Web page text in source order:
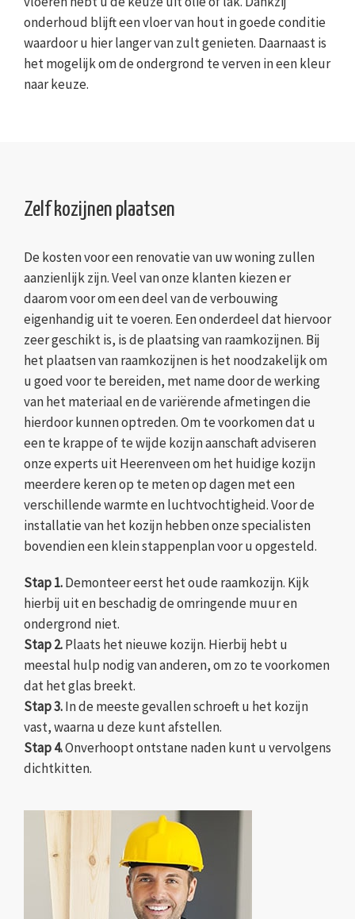
onderhoud blijft een vloer van hout in goede conditie
waardoor u hier langer van zult genieten. Daarnaast is
het mogelijk om de ondergrond te verven in een kleur
naar keuze.
Zelf kozijnen plaatsen
De kosten voor een renovatie van uw woning zullen
aanzienlijk zijn. Veel van onze klanten kiezen er
daarom voor om een deel van de verbouwing
eigenhandig uit te voeren. Een onderdeel dat hiervoor
zeer geschikt is, is de plaatsing van raamkozijnen. Bij
het plaatsen van raamkozijnen is het noodzakelijk om
u goed voor te bereiden, met name door de werking
van het materiaal en de variërende afmetingen die
hierdoor kunnen optreden. Om te voorkomen dat u
een te krappe of te wijde kozijn aanschaft adviseren
onze experts uit Heerenveen om het huidige kozijn
meerdere keren op te meten op dagen met een
verschillende warmte en luchtvochtigheid. Voor de
installatie van het kozijn hebben onze specialisten
bovendien een klein stappenplan voor u opgesteld.
Stap 1.Demonteer eerst het oude raamkozijn. Kijk
hierbij uit en beschadig de omringende muur en
ondergrond niet.
Stap 2.Plaats het nieuwe kozijn. Hierbij hebt u
meestal hulp nodig van anderen, om zo te voorkomen
dat het glas breekt.
Stap 3.In de meeste gevallen schroeft u het kozijn
vast, waarna u deze kunt afstellen.
Stap 4.Onverhoopt ontstane naden kunt u vervolgens
dichtkitten.